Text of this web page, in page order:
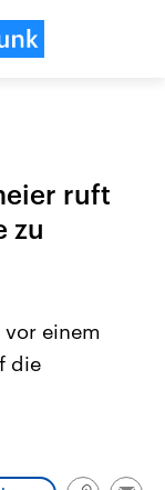
Ländern
ruft
zu
einem
die